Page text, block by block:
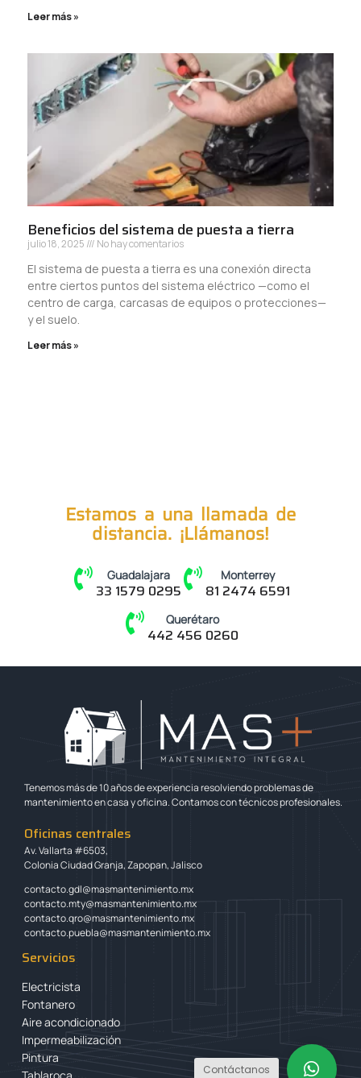
Leer más »
Beneficios del sistema de puesta a tierra
julio 18, 2025 No hay comentarios
El sistema de puesta a tierra es una conexión directa
entre ciertos puntos del sistema eléctrico —como el
centro de carga, carcasas de equipos o protecciones—
y el suelo.
Leer más »
Estamos a una llamada de
distancia. ¡Llámanos!
Guadalajara
33 1579 0295
Monterrey
81 2474 6591
Querétaro
442 456 0260
Tenemos más de 10 años de experiencia resolviendo problemas de
mantenimiento en casa y oficina. Contamos con técnicos profesionales.
Oficinas centrales
Av. Vallarta #6503,
Colonia Ciudad Granja, Zapopan, Jalisco
contacto.gdl@masmantenimiento.mx
contacto.mty@masmantenimiento.mx
contacto.qro@masmantenimiento.mx
contacto.puebla@masmantenimiento.mx
Servicios
Electricista
Fontanero
Aire acondicionado
Impermeabilización
Pintura
Contáctanos